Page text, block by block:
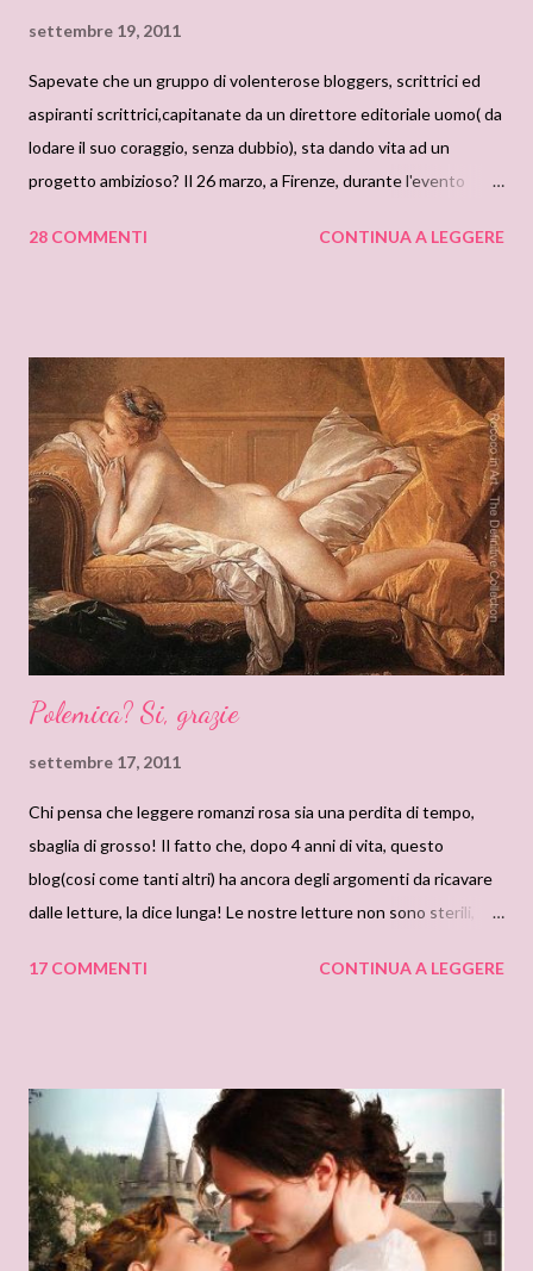
settembre 19, 2011
Sapevate che un gruppo di volenterose bloggers, scrittrici ed
aspiranti scrittrici,capitanate da un direttore editoriale uomo( da
lodare il suo coraggio, senza dubbio), sta dando vita ad un
progetto ambizioso? Il 26 marzo, a Firenze, durante l'evento
privilegio di vedere la prima copia cartacea della Romance
direttore, Franco Forte, abbiamo la possibilita' di mettere in palio
ben due copie del nuovissimo numero 3 della Romance
Magazine. Chi puo' partecipare al give- away? Assolutamente
tutti! Se gia' ricevete a casa la rivista, non perdete questa
occasion di vincere una copia extra da regalare, magari, all'amica
scettica che non legge Romance per pregiudizio. Come si
partecipa? Basta lasciare i...
28 COMMENTI CONTINUA A LEGGERE
Polemica? Si, grazie
settembre 17, 2011
Chi pensa che leggere romanzi rosa sia una perdita di tempo,
sbaglia di grosso! Il fatto che, dopo 4 anni di vita, questo
blog(cosi come tanti altri) ha ancora degli argomenti da ricavare
dalle letture, la dice lunga! Le nostre letture non sono sterili,
non possiamo che esserne contente: viva la polemica!
Intanto i miei complimenti a Lucilla per il commento sul libro in
questione Mentre leggevo ridevo come una matta. Io, il
libruncolo l'ho letto e l'ho definito in un'unica maniera : scemo.
Pero' mi chiedo e chiedo a voi. Nei secoli passati la donna era,
come descrivono certi romance, frustrata sessualmente, bigotta
17 COMMENTI CONTINUA A LEGGERE